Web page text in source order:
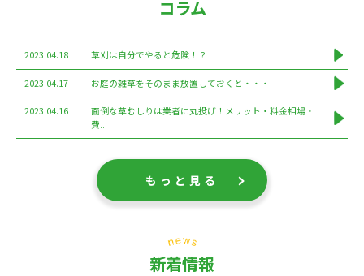
コラム
2023.04.18 草刈は自分でやると危険！？
2023.04.17 お庭の雑草をそのまま放置しておくと・・・
2023.04.16
面倒な草むしりは業者に丸投げ！メリット・料金相場・
費...
もっと見る
新着情報